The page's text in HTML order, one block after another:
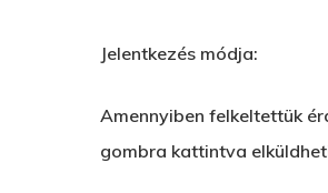
Jelentkezés módja:
Amennyiben felkeltettük
gombra kattintva